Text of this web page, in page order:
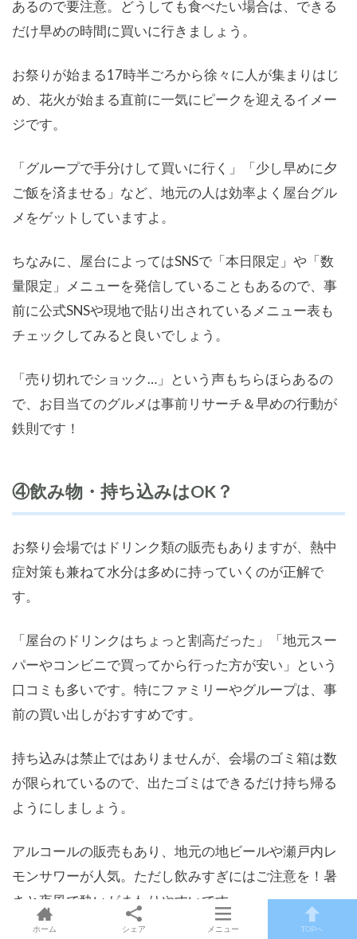
あるので要注意。どうしても食べたい場合は、できる
だけ早めの時間に買いに行きましょう。
お祭りが始まる17時半ごろから徐々に人が集まりはじ
め、花火が始まる直前に一気にピークを迎えるイメー
ジです。
「グループで手分けして買いに行く」「少し早めに夕
ご飯を済ませる」など、地元の人は効率よく屋台グル
メをゲットしていますよ。
ちなみに、屋台によってはSNSで「本日限定」や「数
量限定」メニューを発信していることもあるので、事
前に公式SNSや現地で貼り出されているメニュー表も
チェックしてみると良いでしょう。
「売り切れでショック…」という声もちらほらあるの
で、お目当てのグルメは事前リサーチ＆早めの行動が
鉄則です！
④飲み物・持ち込みはOK？
お祭り会場ではドリンク類の販売もありますが、熱中
症対策も兼ねて水分は多めに持っていくのが正解で
す。
「屋台のドリンクはちょっと割高だった」「地元スー
パーやコンビニで買ってから行った方が安い」という
口コミも多いです。特にファミリーやグループは、事
前の買い出しがおすすめです。
持ち込みは禁止ではありませんが、会場のゴミ箱は数
が限られているので、出たゴミはできるだけ持ち帰る
ようにしましょう。
アルコールの販売もあり、地元の地ビールや瀬戸内レ
モンサワーが人気。ただし飲みすぎにはご注意を！暑
さと夜風で酔いがまわりやすいです。
ホーム シェア メニュー TOPへ